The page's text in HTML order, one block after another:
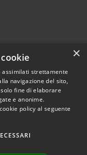
© 2026 • Comune di
×
assimilati strettamente
navigazione del sito,
fine di elaborare
e anonime.
policy al seguente